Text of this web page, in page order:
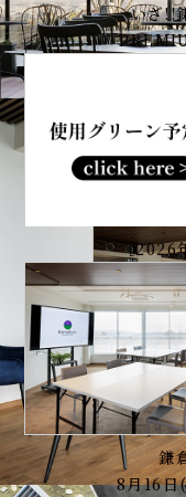
いざ!!
「
［2026
鎌
8月16日